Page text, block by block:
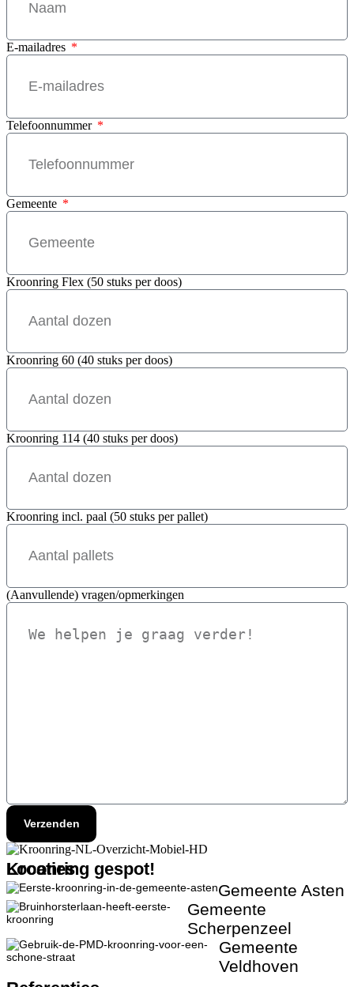
E-mailadres
Telefoonnummer
Gemeente
Kroonring Flex (50 stuks per doos)
Kroonring 60 (40 stuks per doos)
Kroonring 114 (40 stuks per doos)
Kroonring incl. paal (50 stuks per pallet)
(Aanvullende) vragen/opmerkingen
Verzenden
Locaties
Kroonring gespot!
Gemeente Asten
Gemeente
Scherpenzeel
Gemeente
Veldhoven